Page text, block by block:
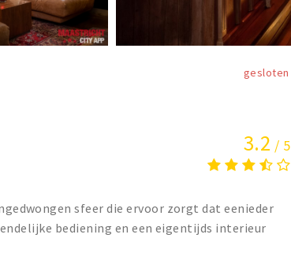
gesloten
3.2 / 5
sfeer die ervoor zorgt dat eenieder
bediening en een eigentijds interieur